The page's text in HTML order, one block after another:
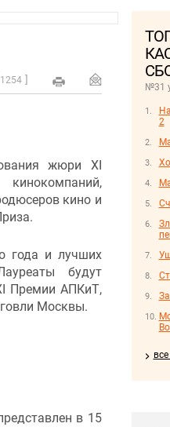
№31
2
1254
жюри XI
кино и
года и лучших
будут
Премии АПКиТ,
Москвы.
в 15